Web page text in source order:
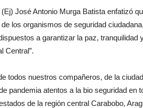
José Antonio Murga Batista enfatizó
los organismos de seguridad
a garantizar la paz, tranquilidad
Central”.
todos nuestros compañeros, de la
pandemia atentos a la bio seguridad en
de la región central Carabobo,